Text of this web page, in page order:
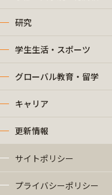
研究
学生生活・スポーツ
グローバル教育・留学
キャリア
更新情報
サイトポリシー
プライバシーポリシー